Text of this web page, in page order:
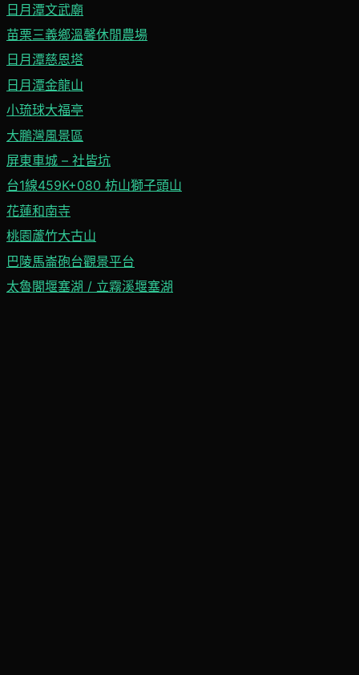
日月潭文武廟
苗栗三義鄉溫馨休閒農場
日月潭慈恩塔
日月潭金龍山
小琉球大福亭
大鵬灣風景區
屏東車城 – 社皆坑
台1線459K+080 枋山獅子頭山
花蓮和南寺
桃園蘆竹大古山
巴陵馬崙砲台觀景平台
太魯閣堰塞湖 / 立霧溪堰塞湖